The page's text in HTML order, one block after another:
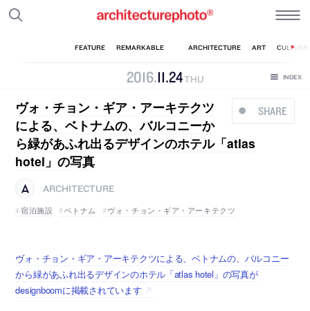
2016.11.24THU
SHARE
ヴォ・チョン・ギア・アーキテクツ
による、ベトナムの、バルコニーか
ら緑があふれ出るデザインのホテル「atlas
hotel」の写真
ARCHITECTURE
宿泊施設
ベトナム ヴォ・チョン・ギア・アーキテクツ
ヴォ・チョン・ギア・アーキテクツによる、ベトナムの、バルコニー
から緑があふれ出るデザインのホテル「atlas hotel」の写真が
designboomに掲載されています